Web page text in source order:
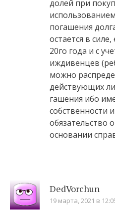
долей при
погашения
остается в
20го года и с
иждивенцев
можно
действующих
гашения ибо
собственности
обязательство
основании
DedVorchun
19 марта, 2021 в